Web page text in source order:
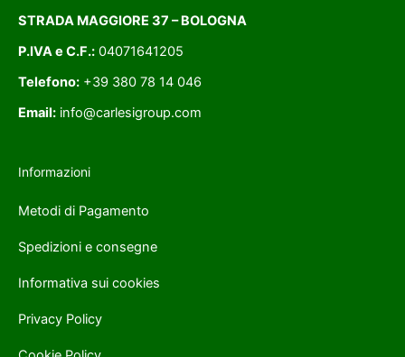
STRADA MAGGIORE 37 – BOLOGNA
P.IVA e C.F.: 04071641205
Telefono: +39 380 78 14 046
Email: info@carlesigroup.com
Informazioni
Metodi di Pagamento
Spedizioni e consegne
Informativa sui cookies
Privacy Policy